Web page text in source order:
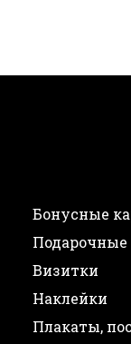
Бонусные
Подарочные
Визитки
Наклейки
Плакаты,